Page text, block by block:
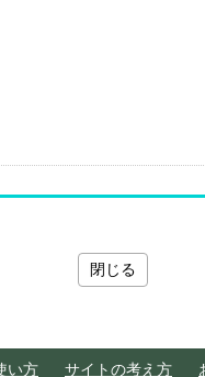
閉じる
い方 サイトの考え方